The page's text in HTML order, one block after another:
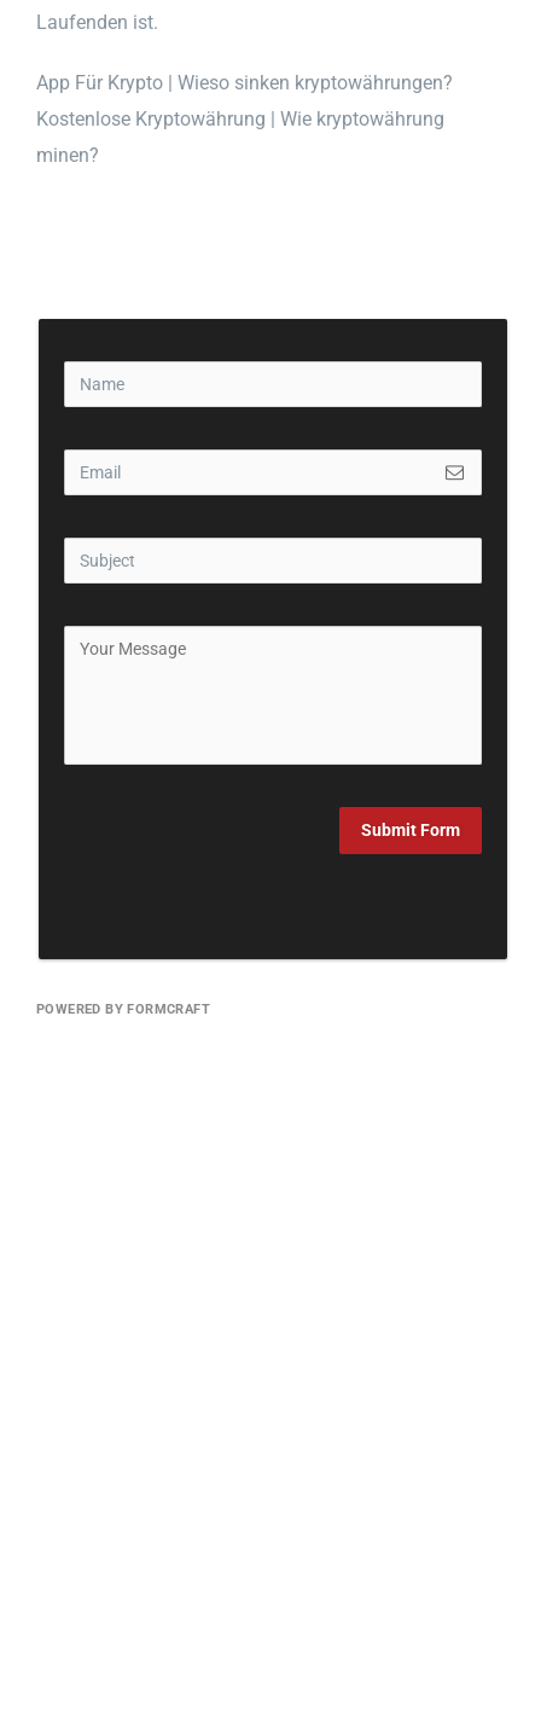
Laufenden ist.
App Für Krypto | Wieso sinken kryptowährungen?
Kostenlose Kryptowährung | Wie kryptowährung
minen?
Submit Form
POWERED BY FORMCRAFT